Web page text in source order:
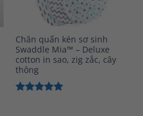
Chăn quấn kén sơ sinh
Swaddle Mia™ – Deluxe
cotton in sao, zig zắc, cây
thông